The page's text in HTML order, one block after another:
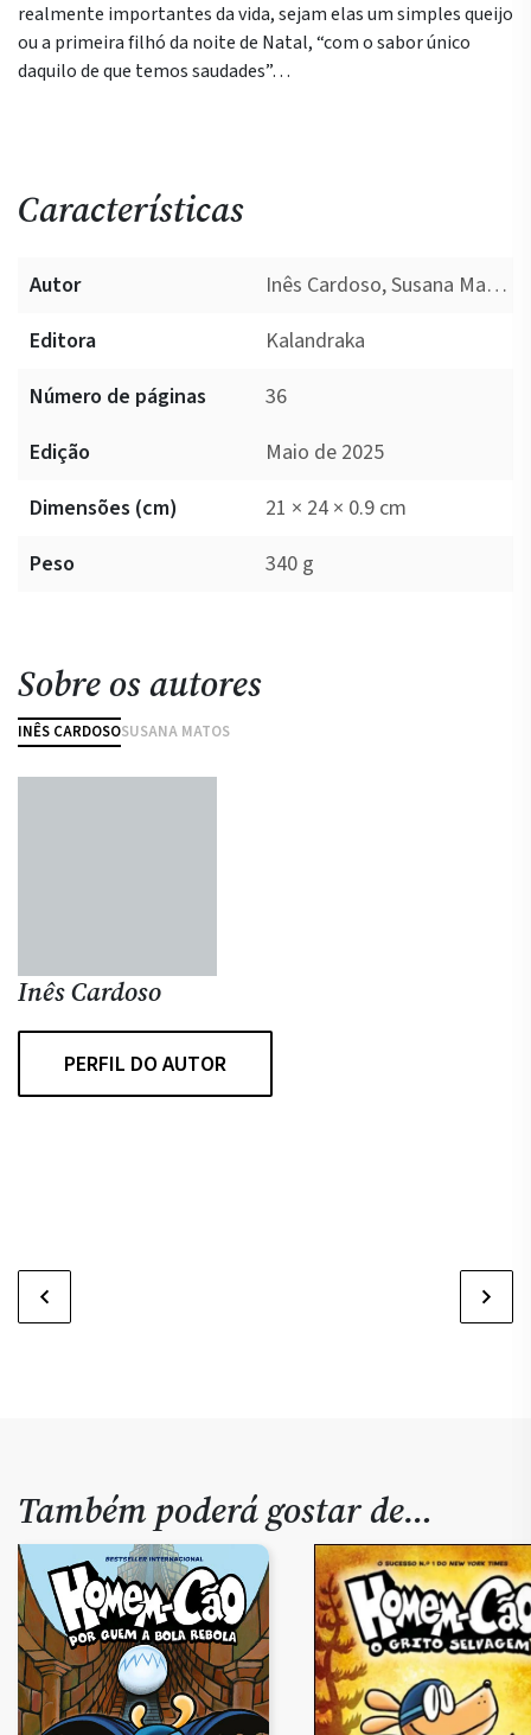
realmente importantes da vida, sejam elas um simples queijo
ou a primeira filhó da noite de Natal, “com o sabor único
daquilo de que temos saudades”…
Características
Autor
Inês Cardoso, Susana Matos
Editora
Kalandraka
Número de páginas
36
Edição
Maio de 2025
Dimensões (cm)
21 × 24 × 0.9 cm
Peso
340 g
Sobre os autores
INÊS CARDOSOSUSANA MATOS
Inês Cardoso
PERFIL DO AUTOR
Também poderá gostar de…